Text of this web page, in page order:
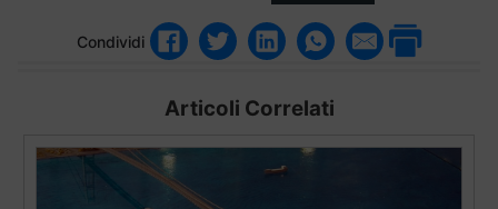
Condividi
Articoli Correlati